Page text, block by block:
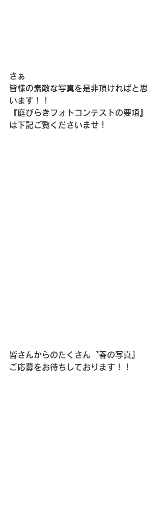
さぁ
皆様の素敵な写真を是非頂ければと思
います！！
『庭びらきフォトコンテストの要項』
は下記ご覧くださいませ！
皆さんからのたくさん『春の写真』
ご応募をお待ちしております！！